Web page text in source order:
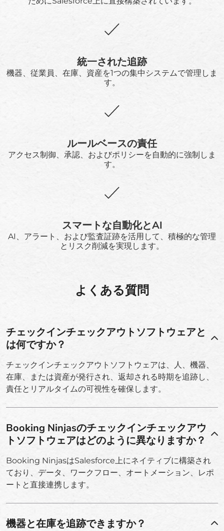
統一された追跡
機器、従業員、在庫、資産を1つの集中システムで管理しま
す。
ルールベースの責任
アクセス制御、承認、およびポリシーを自動的に強制しま
す。
スマートな自動化とAI
AI、アラート、および監査証跡を活用して、積極的な管理
とリスク削減を実現します。
よくある質問
チェックインチェックアウトソフトウェアと
は何ですか？
チェックインチェックアウトソフトウェアは、人、機器、
在庫、または資産が発行され、返却される時期を追跡し、
責任とリアルタイムの可視性を確保します。
Booking Ninjasのチェックインチェックアウ
トソフトウェアはどのように異なりますか？
Booking NinjasはSalesforce上にネイティブに構築され
ており、データ、ワークフロー、オートメーション、レポ
ートと直接連携します。
機器と在庫を追跡できますか？